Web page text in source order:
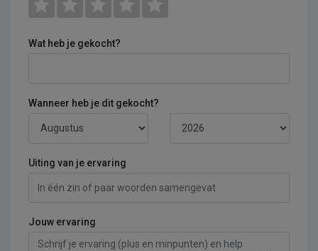
Wat heb je gekocht?
Wanneer heb je dit gekocht?
Uiting van je ervaring
Jouw ervaring